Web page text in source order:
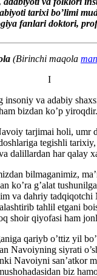
tarixi bo’limi
fanlari doktori,
(Birinchi maqola
I
va adabiy
bizdan ko’p yiroqdir.
tarjimai holi, umr
tegishli
dalillardan har qalay
bilmaganimiz,
ko’ra g’alat
va dahriy tadqiqotchi
tahlil etgani
shoir qiyofasi ham
qariyb o’ttiz yil
Navoiyning siyrati
Navoiyni san’atkor
biz